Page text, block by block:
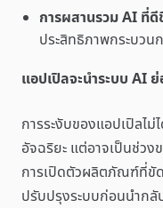
การผสานรวม AI ที่ดี
ประสิทธิภาพกระบวน
แอปเปิลจะนำระบบ AI
การระงับของแอปเปิลไ
อัจฉริยะ แต่อาจเป็นช่ว
การเปิดตัวผลิตภัณฑ์ที่ขัด
ปรับปรุงระบบก่อนนำกลั